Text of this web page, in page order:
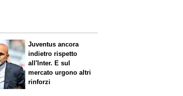
Juventus ancora
indietro rispetto
all'Inter. E sul
mercato urgono altri
rinforzi